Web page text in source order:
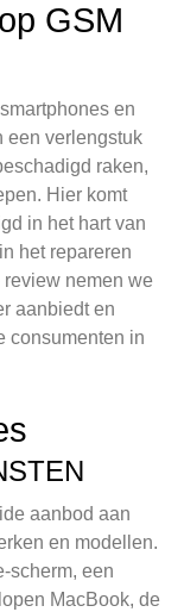
GSM
en
een verlengstuk
raken,
Hier komt
in het hart van
het repareren
nemen we
aanbiedt en
consumenten in
aanbod aan
en modellen.
scherm, een
MacBook, de